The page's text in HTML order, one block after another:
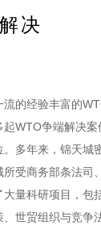
决
的经验丰富的
WTO争端解决
多年来，锦天城
受商务部条法司
量科研项目，包
、世贸组织与竞争